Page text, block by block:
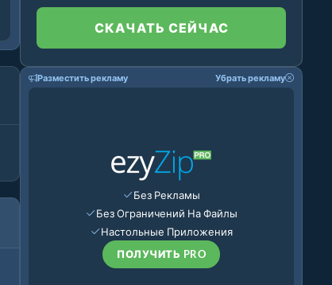
СКАЧАТЬ СЕЙЧАС
Разместить рекламу Убрать рекламу
Без Рекламы
Без Ограничений На Файлы
Настольные Приложения
ПОЛУЧИТЬ PRO